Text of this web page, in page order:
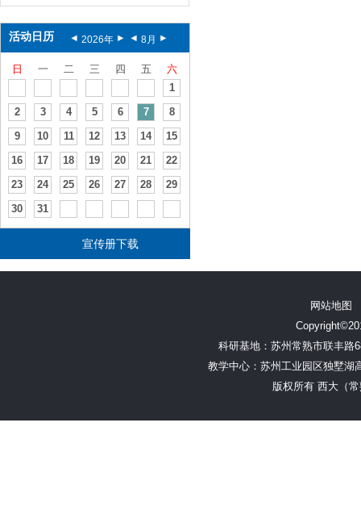
活动日历 2026年 8月
日 一 二 三 四 五
六
1
2
3 4 5 6 7
8
9
10 11 12 13 14
15
16
17 18 19 20 21
22
23
24 25 26 27 28
29
30
31
宣传册下载
网站地图
科研基地：苏州常熟市联丰路
教学中心：苏州工业园区独墅湖
版权所有 西大（